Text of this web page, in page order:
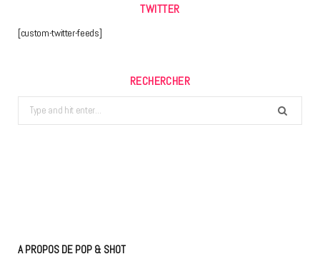
TWITTER
[custom-twitter-feeds]
RECHERCHER
Search
for:
A PROPOS DE POP & SHOT